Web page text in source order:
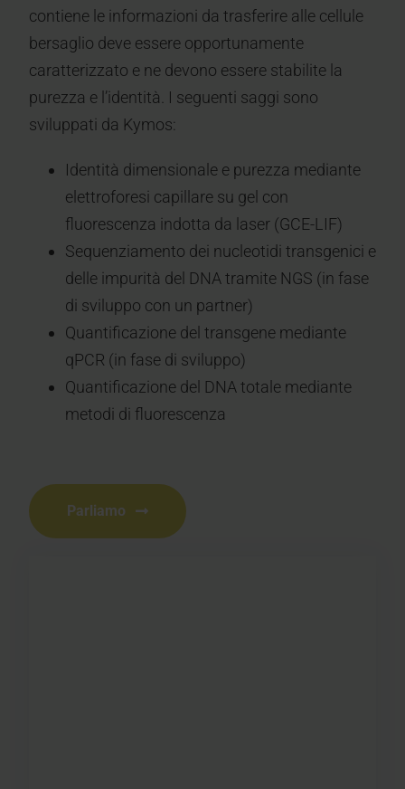
contiene le informazioni da trasferire alle cellule
bersaglio deve essere opportunamente
caratterizzato e ne devono essere stabilite la
purezza e l’identità. I seguenti saggi sono
sviluppati da Kymos:
Identità dimensionale e purezza mediante
elettroforesi capillare su gel con
fluorescenza indotta da laser (GCE-LIF)
Sequenziamento dei nucleotidi transgenici e
delle impurità del DNA tramite NGS (in fase
di sviluppo con un partner)
Quantificazione del transgene mediante
qPCR (in fase di sviluppo)
Quantificazione del DNA totale mediante
metodi di fluorescenza
Parliamo